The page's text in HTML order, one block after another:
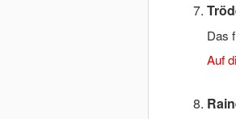
Das
Auf